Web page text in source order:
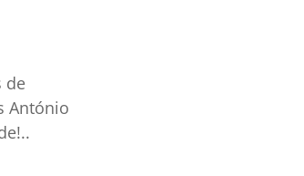
de
António